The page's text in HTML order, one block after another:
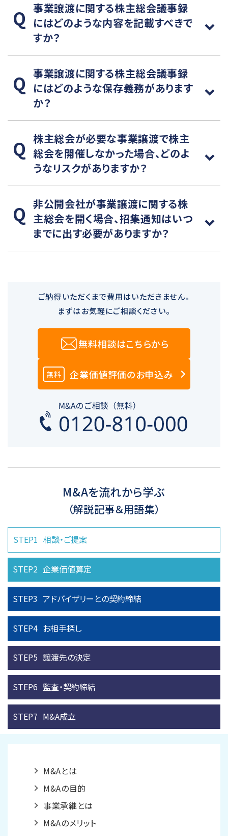
事業譲渡に関する株主総会議事録
にはどのような内容を記載すべきで
すか？
事業譲渡に関する株主総会議事録
にはどのような保存義務があります
か？
株主総会が必要な事業譲渡で株主
総会を開催しなかった場合、どのよ
うなリスクがありますか？
非公開会社が事業譲渡に関する株
主総会を開く場合、招集通知はいつ
までに出す必要がありますか？
ご納得いただくまで費用はいただきません。
まずはお気軽にご相談ください。
無料相談はこちらから
無料 企業価値評価のお申込み
M&Aを流れから学ぶ
（解説記事＆用語集）
STEP1 相談・ご提案
STEP2 企業価値算定
STEP3 アドバイザリーとの契約締結
STEP4 お相手探し
STEP5 譲渡先の決定
STEP6 監査・契約締結
STEP7 M&A成立
M&Aとは
M&Aの目的
事業承継とは
M&Aのメリット